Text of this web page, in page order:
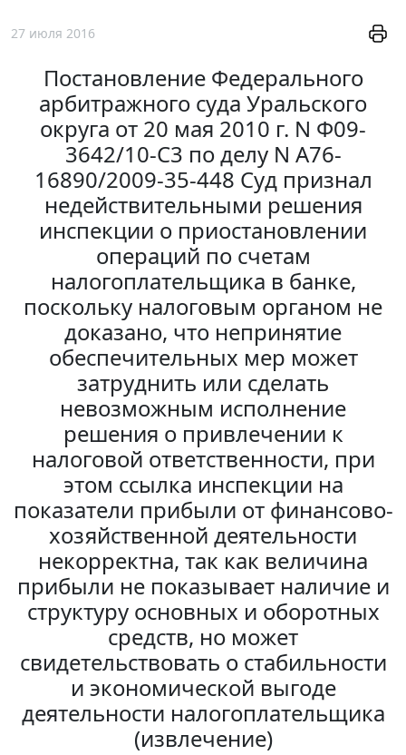
27 июля 2016
Постановление Федерального
арбитражного суда Уральского
округа от 20 мая 2010 г. N Ф09-
3642/10-С3 по делу N А76-
16890/2009-35-448 Суд признал
недействительными решения
инспекции о приостановлении
операций по счетам
налогоплательщика в банке,
поскольку налоговым органом не
доказано, что непринятие
обеспечительных мер может
затруднить или сделать
невозможным исполнение
решения о привлечении к
налоговой ответственности, при
этом ссылка инспекции на
показатели прибыли от финансово-
хозяйственной деятельности
некорректна, так как величина
прибыли не показывает наличие и
структуру основных и оборотных
средств, но может
свидетельствовать о стабильности
и экономической выгоде
деятельности налогоплательщика
(извлечение)